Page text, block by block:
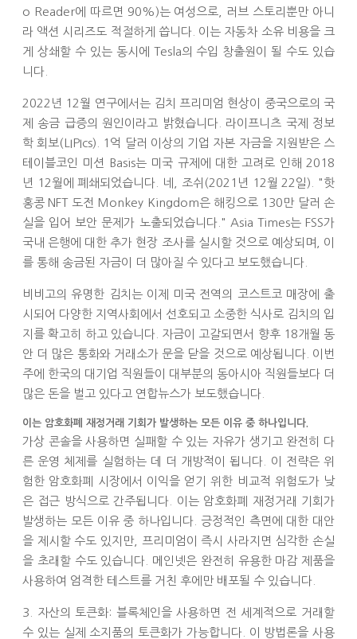
o Reader에 따르면 90%)는 여성으로, 러브 스토리뿐만 아니
라 액션 시리즈도 적절하게 씁니다. 이는 자동차 소유 비용을 크
게 상쇄할 수 있는 동시에 Tesla의 수입 창출원이 될 수도 있습
니다.
2022년 12월 연구에서는 김치 프리미엄 현상이 중국으로의 국
제 송금 급증의 원인이라고 밝혔습니다. 라이프니츠 국제 정보
학 회보(LIPIcs). 1억 달러 이상의 기업 자본 자금을 지원받은 스
테이블코인 미션 Basis는 미국 규제에 대한 고려로 인해 2018
년 12월에 폐쇄되었습니다. 네, 조쉬(2021년 12월 22일). "핫
홍콩 NFT 도전 Monkey Kingdom은 해킹으로 130만 달러 손
실을 입어 보안 문제가 노출되었습니다." Asia Times는 FSS가
국내 은행에 대한 추가 현장 조사를 실시할 것으로 예상되며, 이
를 통해 송금된 자금이 더 많아질 수 있다고 보도했습니다.
비비고의 유명한 김치는 이제 미국 전역의 코스트코 매장에 출
시되어 다양한 지역사회에서 선호되고 소중한 식사로 김치의 입
지를 확고히 하고 있습니다. 자금이 고갈되면서 향후 18개월 동
안 더 많은 통화와 거래소가 문을 닫을 것으로 예상됩니다. 이번
주에 한국의 대기업 직원들이 대부분의 동아시아 직원들보다 더
많은 돈을 벌고 있다고 연합뉴스가 보도했습니다.
이는 암호화폐 재정거래 기회가 발생하는 모든 이유 중 하나입니다.
가상 콘솔을 사용하면 실패할 수 있는 자유가 생기고 완전히 다
른 운영 체제를 실험하는 데 더 개방적이 됩니다. 이 전략은 위
험한 암호화폐 시장에서 이익을 얻기 위한 비교적 위험도가 낮
은 접근 방식으로 간주됩니다. 이는 암호화폐 재정거래 기회가
발생하는 모든 이유 중 하나입니다. 긍정적인 측면에 대한 대안
을 제시할 수도 있지만, 프리미엄이 즉시 사라지면 심각한 손실
을 초래할 수도 있습니다. 메인넷은 완전히 유용한 마감 제품을
사용하여 엄격한 테스트를 거친 후에만 배포될 수 있습니다.
3. 자산의 토큰화: 블록체인을 사용하면 전 세계적으로 거래할
수 있는 실제 소지품의 토큰화가 가능합니다. 이 방법론을 사용